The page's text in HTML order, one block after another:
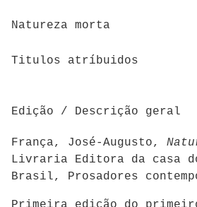
Natureza morta
Titulos atríbuidos
Edição / Descrição geral
França, José-Augusto,
Livraria Editora da casa
Brasil, Prosadores